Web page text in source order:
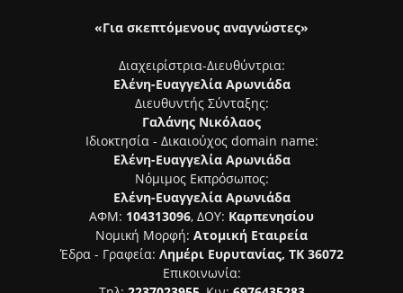
«Για σκεπτόμενους αναγνώστες»
Διαχειρίστρια-Διευθύντρια:
Ελένη-Ευαγγελία Αρωνιάδα
Διευθυντής Σύνταξης:
Γαλάνης Νικόλαος
Ιδιοκτησία - Δικαιούχος domain name:
Ελένη-Ευαγγελία Αρωνιάδα
Νόμιμος Εκπρόσωπος:
Ελένη-Ευαγγελία Αρωνιάδα
ΑΦΜ: 104313096, ΔΟΥ: Καρπενησίου
Νομική Μορφή: Ατομική Εταιρεία
Έδρα - Γραφεία: Λημέρι Ευρυτανίας, ΤΚ 36072
Επικοινωνία: